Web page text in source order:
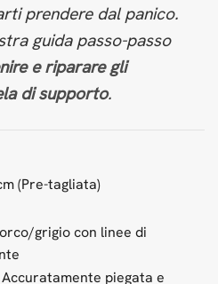
prendere dal panico.
guida passo-passo
e riparare gli
di supporto.
(Pre-tagliata)
grigio con linee di
piegata e